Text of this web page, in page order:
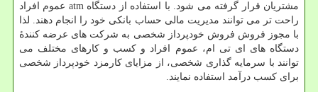
مشتریان قرار گرفته می شود. با استفاده از دستگاهatm عموم افراد
راحت تر می توانند مدیریت مالی حساب بانکی خود را انجام دهند. لذا
با مجوز فروش فروش خودپرداز شخصی به شرکت های عرضه کنندۀ
دستگاه های ای تی ام، عموم افراد و کسب و کارهای مختلف می
توانند با سرمایه گذاری شخصی، از مزایای کارمزد خودپرداز شخصی
برای کسب درآمد استفاده نمایند.